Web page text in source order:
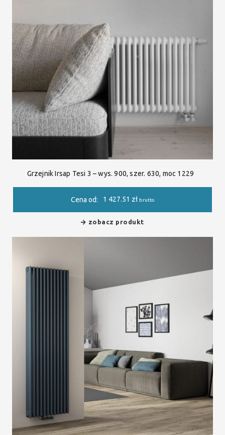
Grzejnik Irsap Tesi 3 – wys. 900, szer. 630, moc 1229
Cena od: 1 427.51 zł brutto
zobacz produkt